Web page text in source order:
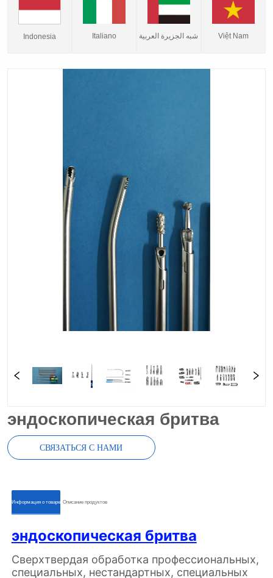
Indonesia Italiano شبه الجزيرة العربية Việt Nam
эндоскопическая бритва
СВЯЗАТЬСЯ С НАМИ
ㅤㅤИнформация о товареㅤㅤ ㅤㅤОписание продуктовㅤㅤ